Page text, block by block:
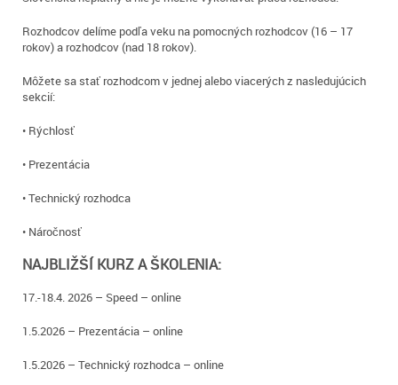
Rozhodcov delíme podľa veku na pomocných rozhodcov (16 – 17
rokov) a rozhodcov (nad 18 rokov).
Môžete sa stať rozhodcom v jednej alebo viacerých z nasledujúcich
sekcií:
• Rýchlosť
• Prezentácia
• Technický rozhodca
• Náročnosť
NAJBLIŽŠÍ KURZ A ŠKOLENIA:
17.-18.4. 2026 – Speed – online
1.5.2026 – Prezentácia – online
1.5.2026 – Technický rozhodca – online